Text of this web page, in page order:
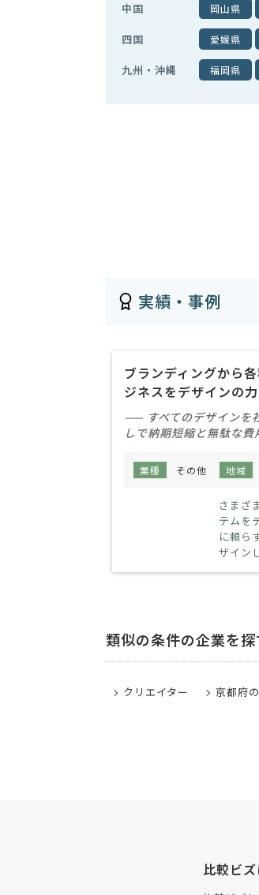
中国 岡山県
四国 愛媛県
九州・沖縄 福岡県
実績・事例
ブランディングから
ジネスをデザインの力
—— すべてのデザインを
しで納期短縮と無駄な費
業種 その他 地域
さまざ
テムを
に頼ら
ザイン
類似の条件の企業を探
クリエイター 京都府
比較ビ